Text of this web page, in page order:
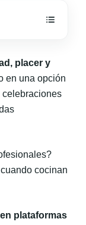
placer y
en una opción
celebraciones
cocinan
en plataformas